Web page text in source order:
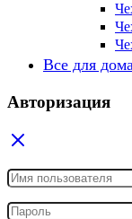
Все для
Авторизация